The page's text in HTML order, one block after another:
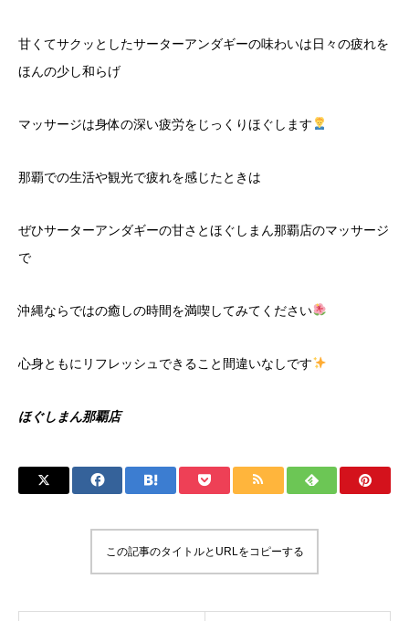
甘くてサクッとしたサーターアンダギーの味わいは日々の疲れを
ほんの少し和らげ
マッサージは身体の深い疲労をじっくりほぐします
那覇での生活や観光で疲れを感じたときは
ぜひサーターアンダギーの甘さとほぐしまん那覇店のマッサージ
で
沖縄ならではの癒しの時間を満喫してみてください
心身ともにリフレッシュできること間違いなしです
ほぐしまん那覇店
この記事のタイトルとURLをコピーする